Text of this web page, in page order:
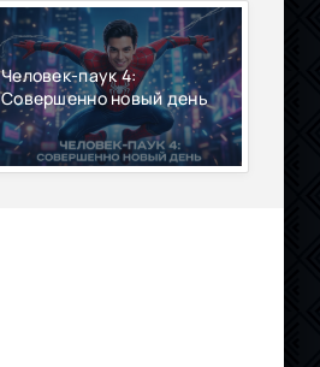
Человек-паук 4:
Совершенно новый день